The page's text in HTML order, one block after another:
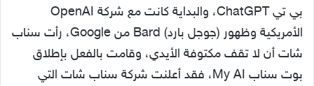
بي تي ChatGPT، والبداية كانت مع شركة OpenAI
الأمريكية وظهور (جوجل بارد) Bard من Google، رأت سناب
شات أن لا تقف مكتوفة الأيدي، وقامت بالفعل بإطلاق
بوت سناب My AI، فقد أعلنت شركة سناب شات التي